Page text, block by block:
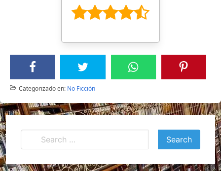
Categorizado en: No Ficción